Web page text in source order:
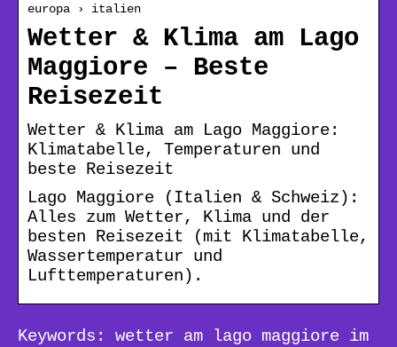
europa › italien
Wetter & Klima am Lago
Maggiore – Beste
Reisezeit
Wetter & Klima am Lago Maggiore:
Klimatabelle, Temperaturen und
beste Reisezeit
Lago Maggiore (Italien & Schweiz):
Alles zum Wetter, Klima und der
besten Reisezeit (mit Klimatabelle,
Wassertemperatur und
Lufttemperaturen).
Keywords: wetter am lago maggiore im